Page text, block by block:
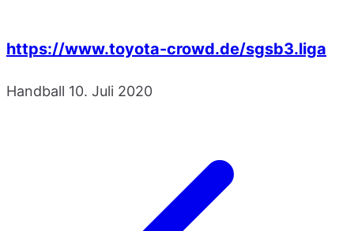
https://www.toyota-crowd.de/sgsb3.liga
Handball 10. Juli 2020